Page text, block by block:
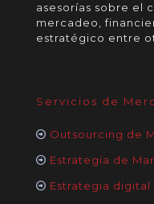
asesorías sobre el
mercadeo,
estratégico entre
Servicios de
Outsourcing de
Estrategia de
Estrategia digital